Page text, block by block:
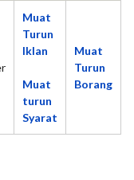
Muat
Turun
Iklan
Muat
turun
Syarat
Muat
Turun
Borang